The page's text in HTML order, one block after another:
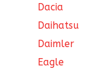
Dacia
Daihatsu
Daimler
Eagle